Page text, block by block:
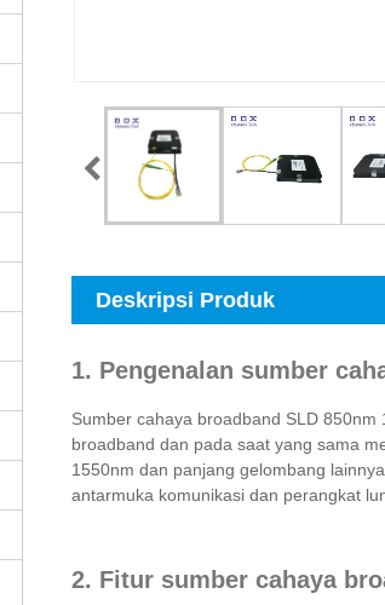
Deskripsi Produk
1. Pengenalan sumber
Sumber cahaya broadband SLD
broadband dan pada saat yang sama
1550nm dan panjang gelombang
antarmuka komunikasi dan perangkat
2. Fitur sumber cahaya